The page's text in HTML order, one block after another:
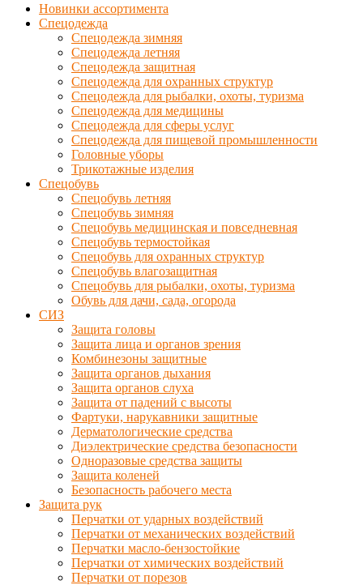
Новинки ассортимента
Спецодежда
Спецодежда зимняя
Спецодежда летняя
Спецодежда защитная
Спецодежда для охранных структур
Спецодежда для рыбалки, охоты, туризма
Спецодежда для медицины
Спецодежда для сферы услуг
Спецодежда для пищевой промышленности
Головные уборы
Трикотажные изделия
Спецобувь
Спецобувь летняя
Спецобувь зимняя
Спецобувь медицинская и повседневная
Спецобувь термостойкая
Спецобувь для охранных структур
Спецобувь влагозащитная
Спецобувь для рыбалки, охоты, туризма
Обувь для дачи, сада, огорода
СИЗ
Защита головы
Защита лица и органов зрения
Комбинезоны защитные
Защита органов дыхания
Защита органов слуха
Защита от падений с высоты
Фартуки, нарукавники защитные
Дерматологические средства
Диэлектрические средства безопасности
Одноразовые средства защиты
Защита коленей
Безопасность рабочего места
Защита рук
Перчатки от ударных воздействий
Перчатки от механических воздействий
Перчатки масло-бензостойкие
Перчатки от химических воздействий
Перчатки от порезов